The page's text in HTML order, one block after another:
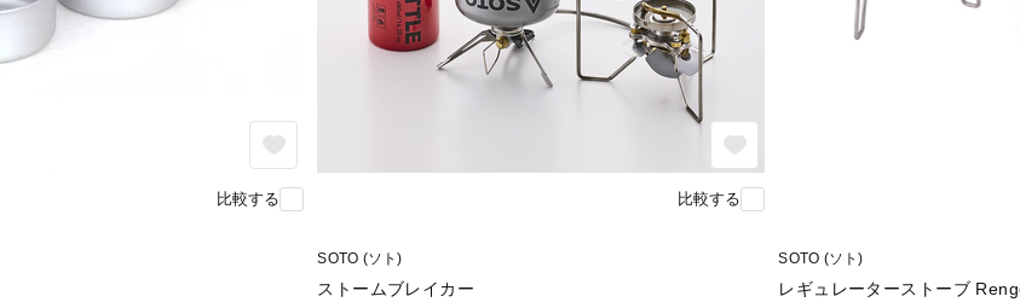
比較する 比較する
SOTO (ソト)
ストームブレイカー
SOTO (ソト)
レギュレーターストーブ